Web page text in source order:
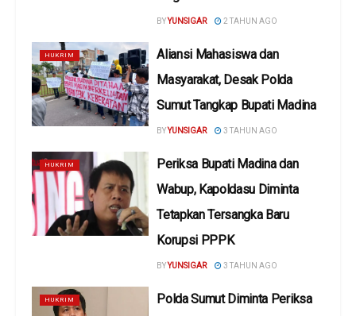
BYYUNSIGAR 2 TAHUN AGO
HUKRIM
Aliansi Mahasiswa dan
Masyarakat, Desak Polda
Sumut Tangkap Bupati Madina
BYYUNSIGAR 3 TAHUN AGO
HUKRIM
Periksa Bupati Madina dan
Wabup, Kapoldasu Diminta
Tetapkan Tersangka Baru
Korupsi PPPK
BYYUNSIGAR 3 TAHUN AGO
HUKRIM
Polda Sumut Diminta Periksa